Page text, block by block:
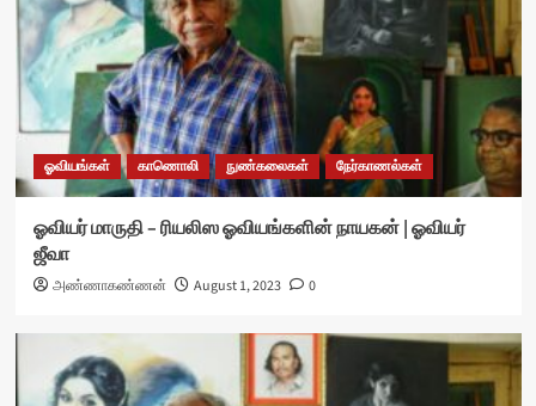
ஓவியங்கள் காணொலி நுண்கலைகள் நேர்காணல்கள்
ஓவியர் மாருதி – ரியலிஸ ஓவியங்களின் நாயகன் | ஓவியர்
ஜீவா
அண்ணாகண்ணன் August 1, 2023 0